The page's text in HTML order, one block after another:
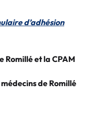
d’adhésion
Romillé et la CPAM
de Romillé